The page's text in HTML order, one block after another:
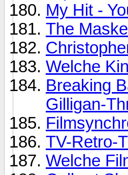
My Hit -
The
Welche
Breaking
Gilligan-
TV-Retro-
Welche